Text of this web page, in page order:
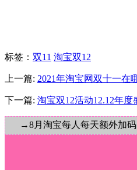
标签 ： 双11 淘宝双12
上一篇: 2021年淘宝网双十一在
下一篇: 淘宝双12活动12.12年度
→8月淘宝每人每天额外加